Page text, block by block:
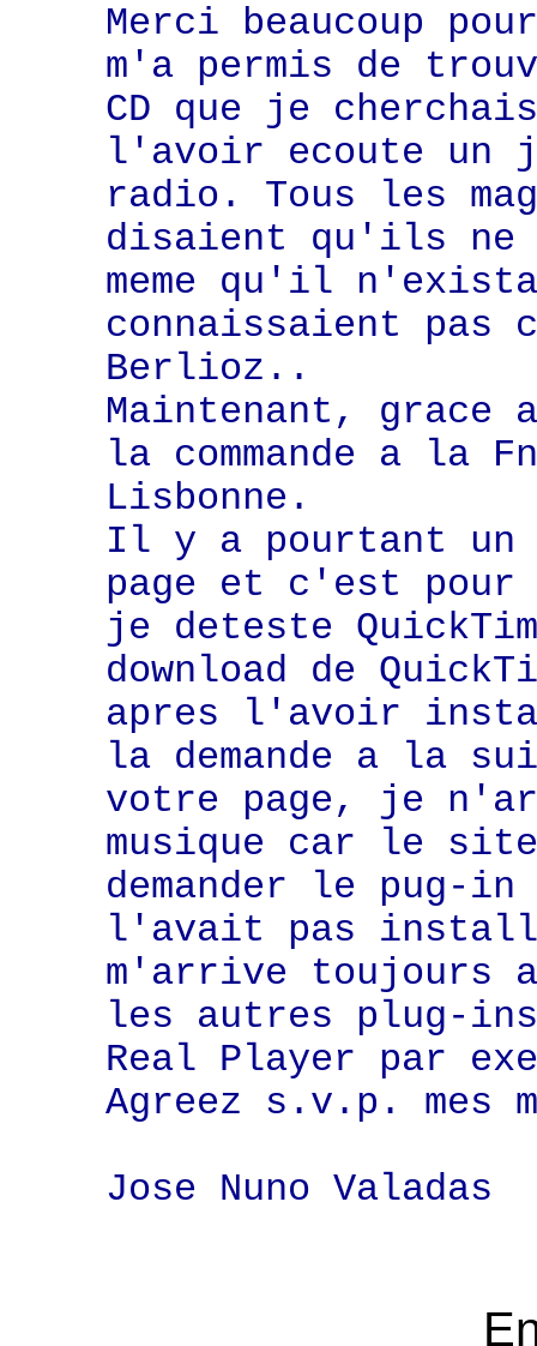
Merci beaucoup
m'a permis de
CD que je
l'avoir ecoute un
radio. Tous les
disaient qu'ils ne
meme qu'il
connaissaient pas
Berlioz..
Maintenant,
la commande a la
Lisbonne.
Il y a pourtant un
page et c'est pour
je deteste
download de
apres l'avoir
la demande a la
votre page, je
musique car le
demander le pug-in
l'avait pas
m'arrive toujours
les autres plug-
Real Player par
Agreez s.v.p. mes
Jose Nuno Valadas